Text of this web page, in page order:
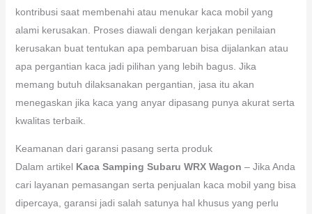
kontribusi saat membenahi atau menukar kaca mobil yang
alami kerusakan. Proses diawali dengan kerjakan penilaian
kerusakan buat tentukan apa pembaruan bisa dijalankan atau
apa pergantian kaca jadi pilihan yang lebih bagus. Jika
memang butuh dilaksanakan pergantian, jasa itu akan
menegaskan jika kaca yang anyar dipasang punya akurat serta
kwalitas terbaik.
Keamanan dari garansi pasang serta produk
Dalam artikel Kaca Samping Subaru WRX Wagon – Jika Anda
cari layanan pemasangan serta penjualan kaca mobil yang bisa
dipercaya, garansi jadi salah satunya hal khusus yang perlu